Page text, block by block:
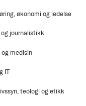
økonomi og ledelse
journalistikk
og medisin
IT
teologi og etikk